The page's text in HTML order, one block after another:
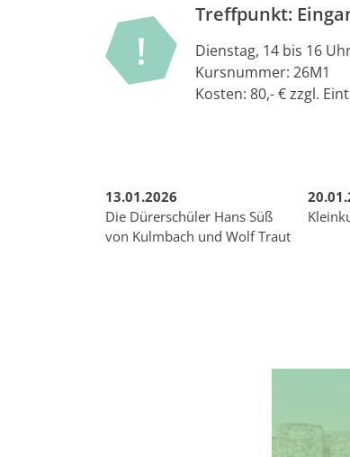
Treffpunkt:
Dienstag, 14 bis 16
Kursnummer: 26M1
Kosten: 80,- € zzgl.
13.01.2026
Die Dürerschüler Hans Süß
von Kulmbach und Wolf Traut